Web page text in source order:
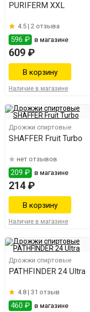
PURIFERM XXL
4.5 | 2 отзыва
596 ₽ в магазине
609 ₽
Наличие в магазине
Дрожжи спиртовые
SHAFFER Fruit Turbo
нет отзывов
209 ₽ в магазине
214 ₽
Наличие в магазине
Дрожжи спиртовые
PATHFINDER 24 Ultra
4.8 | 31 отзыв
460 ₽ в магазине